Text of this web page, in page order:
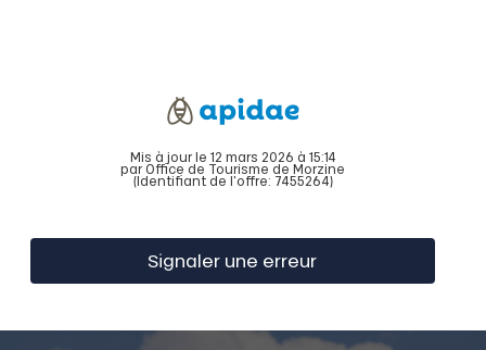
Mis à jour le 12 mars 2026 à 15:14
par Office de Tourisme de Morzine
(Identifiant de l'offre: 7455264)
Signaler une erreur